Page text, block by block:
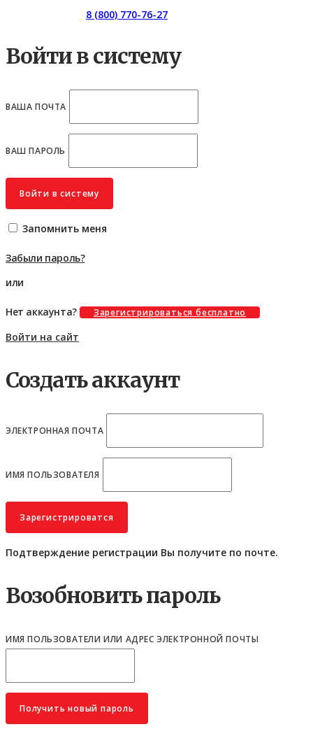
8 (800) 770-76-27
Войти в систему
ВАША ПОЧТА
ВАШ ПАРОЛЬ
Войти в систему
Запомнить меня
Забыли пароль?
или
Нет аккаунта? Зарегистрироваться бесплатно
Войти на сайт
Создать аккаунт
ЭЛЕКТРОННАЯ ПОЧТА
ИМЯ ПОЛЬЗОВАТЕЛЯ
Подтверждение регистрации Вы получите по почте.
Возобновить пароль
ИМЯ ПОЛЬЗОВАТЕЛИ ИЛИ АДРЕС ЭЛЕКТРОННОЙ ПОЧТЫ